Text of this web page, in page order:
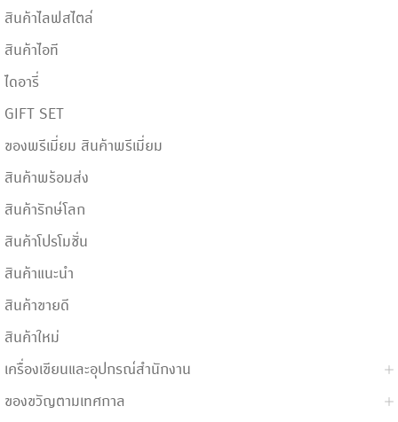
สินค้าไลฟสไตล์
สินค้าไอที
ไดอารี่
GIFT SET
ของพรีเมี่ยม สินค้าพรีเมี่ยม
สินค้าพร้อมส่ง
สินค้ารักษ์โลก
สินค้าโปรโมชั่น
สินค้าแนะนำ
สินค้าขายดี
สินค้าใหม่
เครื่องเขียนและอุปกรณ์สำนักงาน
ของขวัญตามเทศกาล